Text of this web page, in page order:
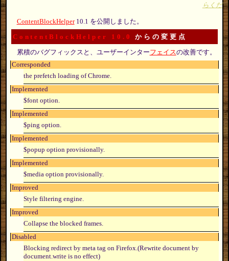
らくだ
ContentBlockHelper10.1 を公開しました。
ContentBlockHelper 10.0 からの変更点
累積のバグフィックスと、ユーザーインターフェイスの改善です。
Corresponded
the prefetch loading of Chrome.
Implemented
$font option.
Implemented
$ping option.
Implemented
$popup option provisionally.
Implemented
$media option provisionally.
Improved
Style filtering engine.
Improved
Collapse the blocked frames.
Disabled
Blocking redirect by meta tag on Firefox.(Rewrite document by
document.write is no effect)